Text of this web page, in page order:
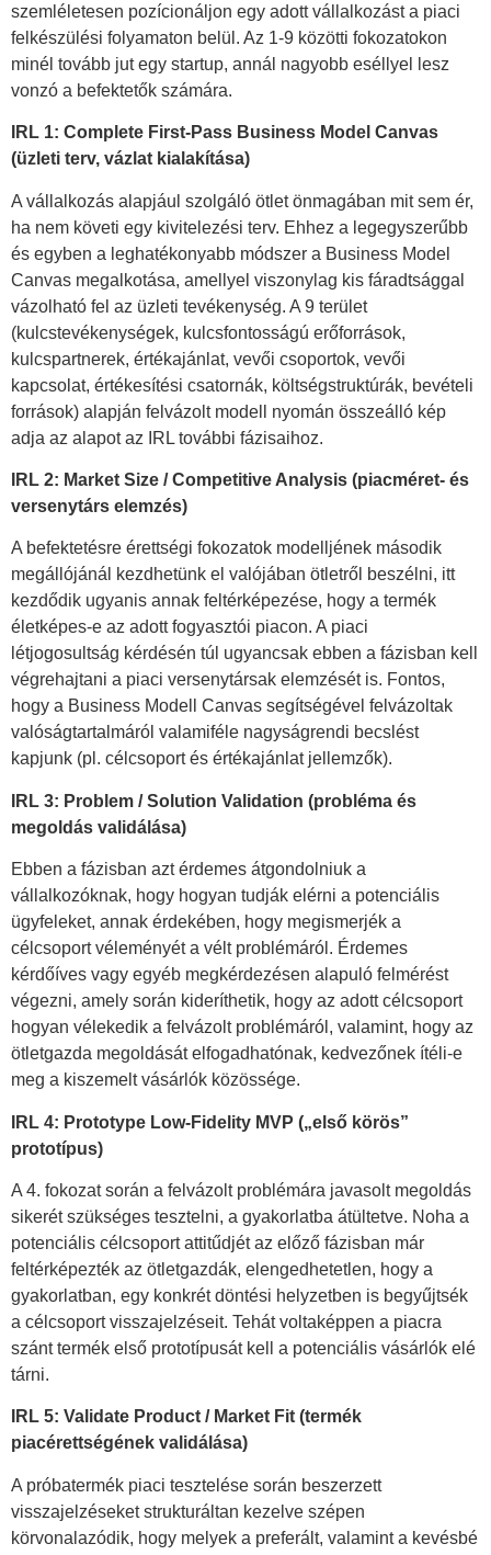
szemléletesen pozícionáljon egy adott vállalkozást a piaci
felkészülési folyamaton belül. Az 1-9 közötti fokozatokon
minél tovább jut egy startup, annál nagyobb eséllyel lesz
vonzó a befektetők számára.
IRL 1: Complete First-Pass Business Model Canvas
(üzleti terv, vázlat kialakítása)
A vállalkozás alapjául szolgáló ötlet önmagában mit sem ér,
ha nem követi egy kivitelezési terv. Ehhez a legegyszerűbb
és egyben a leghatékonyabb módszer a Business Model
Canvas megalkotása, amellyel viszonylag kis fáradtsággal
vázolható fel az üzleti tevékenység. A 9 terület
(kulcstevékenységek, kulcsfontosságú erőforrások,
kulcspartnerek, értékajánlat, vevői csoportok, vevői
kapcsolat, értékesítési csatornák, költségstruktúrák, bevételi
források) alapján felvázolt modell nyomán összeálló kép
adja az alapot az IRL további fázisaihoz.
IRL 2: Market Size / Competitive Analysis (piacméret- és
versenytárs elemzés)
A befektetésre érettségi fokozatok modelljének második
megállójánál kezdhetünk el valójában ötletről beszélni, itt
kezdődik ugyanis annak feltérképezése, hogy a termék
életképes-e az adott fogyasztói piacon. A piaci
létjogosultság kérdésén túl ugyancsak ebben a fázisban kell
végrehajtani a piaci versenytársak elemzését is. Fontos,
hogy a Business Modell Canvas segítségével felvázoltak
valóságtartalmáról valamiféle nagyságrendi becslést
kapjunk (pl. célcsoport és értékajánlat jellemzők).
IRL 3: Problem / Solution Validation (probléma és
megoldás validá ása)
Ebben a fázisban azt érdemes átgondolniuk a
vállalkozóknak, hogy hogyan tudják elérni a potenciális
ügyfeleket, annak érdekében, hogy megismerjék a
célcsoport véleményét a vélt problémáról. Érdemes
kérdőíves vagy egyéb megkérdezésen alapuló felmérést
végezni, amely során kideríthetik, hogy az adott célcsoport
hogyan vélekedik a felvázolt problémáról, valamint, hogy az
ötletgazda megoldását elfogadhatónak, kedvezőnek ítéli-e
meg a kiszemelt vásárlók közössége.
IRL 4: Prototype Low-Fidelity MVP („első körös”
prototípus)
A 4. fokozat során a felvázolt problémára javasolt megoldás
sikerét szükséges tesztelni, a gyakorlatba átültetve. Noha a
potenciális célcsoport attitűdjét az előző fázisban már
feltérképezték az ötletgazdák, elengedhetetlen, hogy a
gyakorlatban, egy konkrét döntési helyzetben is begyűjtsék
a célcsoport visszajelzéseit. Tehát voltaképpen a piacra
szánt termék első prototípusát kell a potenciális vásárlók elé
tárni.
IRL 5: Validate Product / Market Fit (termék
piacérettségének validálása)
A próbatermék piaci tesztelése során beszerzett
visszajelzéseket strukturáltan kezelve szépen
körvonalazódik, hogy melyek a preferált, valamint a kevésbé